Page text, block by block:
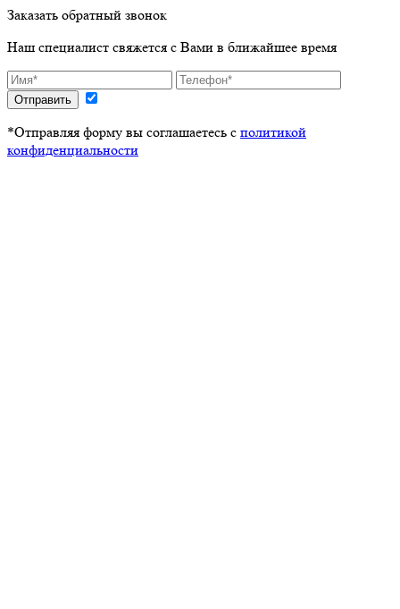
Заказать обратный звонок
Наш специалист свяжется с Вами в ближайшее время
Отправить
*Отправляя форму вы соглашаетесь с политикой
конфиденциальности